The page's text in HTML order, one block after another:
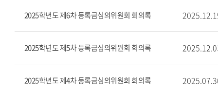
2025학년도 제6차 등록금심의위원회 회의록
2025학년도 제5차 등록금심의위원회 회의록
2025학년도 제4차 등록금심의위원회 회의록